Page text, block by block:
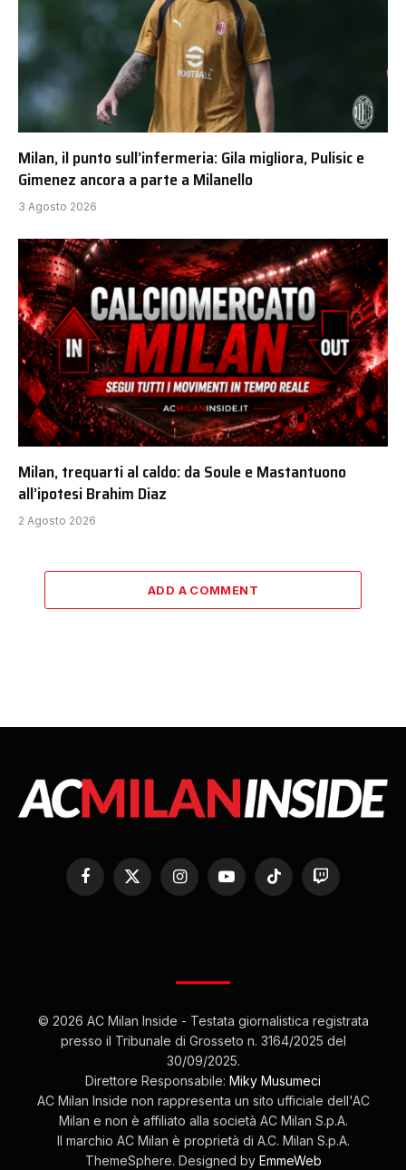
Milan, il punto sull’infermeria: Gila migliora, Pulisic e
Gimenez ancora a parte a Milanello
3 Agosto 2026
Milan, trequarti al caldo: da Soule e Mastantuono
all’ipotesi Brahim Diaz
2 Agosto 2026
ADD A COMMENT
Facebook
X
(Twitter)
InstagramYouTubeTikTok Twitch
© 2026 AC Milan Inside - Testata giornalistica registrata
presso il Tribunale di Grosseto n. 3164/2025 del
30/09/2025.
Direttore Responsabile: Miky Musumeci
AC Milan Inside non rappresenta un sito ufficiale dell'AC
Milan e non è affiliato alla società AC Milan S.p.A.
Il marchio AC Milan è proprietà di A.C. Milan S.p.A.
ThemeSphere. Designed by EmmeWeb